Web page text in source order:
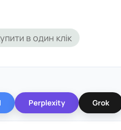
в один клік
Perplexity Grok